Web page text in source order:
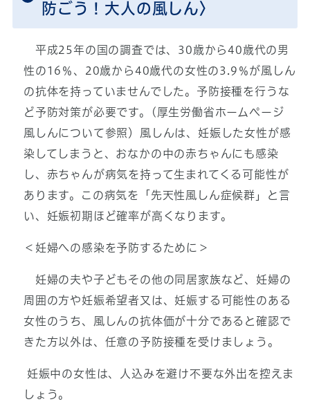
防ごう！大人の風しん〉
平成25年の国の調査では、30歳から40歳代の男
性の16％、20歳から40歳代の女性の3.9％が風しん
の抗体を持っていませんでした。予防接種を行うな
ど予防対策が必要です。(厚生労働省ホームページ
風しんについて参照）風しんは、妊娠した女性が感
染してしまうと、おなかの中の赤ちゃんにも感染
し、赤ちゃんが病気を持って生まれてくる可能性が
あります。この病気を「先天性風しん症候群」と言
い、妊娠初期ほど確率が高くなります。
＜妊婦への感染を予防するために＞
妊婦の夫や子どもその他の同居家族など、妊婦の
周囲の方や妊娠希望者又は、妊娠する可能性のある
女性のうち、風しんの抗体価が十分であると確認で
きた方以外は、任意の予防接種を受けましょう。
妊娠中の女性は、人込みを避け不要な外出を控えま
しょう。